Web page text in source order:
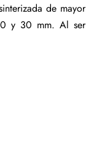
de mayor
y 30 mm. Al ser